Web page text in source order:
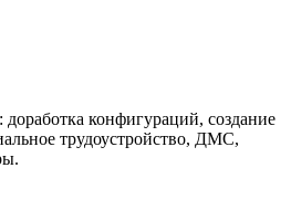
конфигураций, создание
трудоустройство, ДМС,